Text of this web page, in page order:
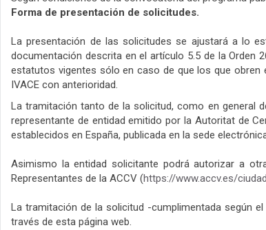
Forma de presentación de solicitudes.
La presentación de las solicitudes se ajustará a lo
documentación descrita en el artículo 5.5 de la Orden
estatutos vigentes sólo en caso de que los que obren
IVACE con anterioridad.
La tramitación tanto de la solicitud, como en general
representante de entidad emitido por la Autoritat de
establecidos en España, publicada en la sede
Asimismo la entidad solicitante podrá autorizar a
Representantes de la ACCV (https://www.accv.es/
La tramitación de la solicitud -cumplimentada según
través de esta página web.